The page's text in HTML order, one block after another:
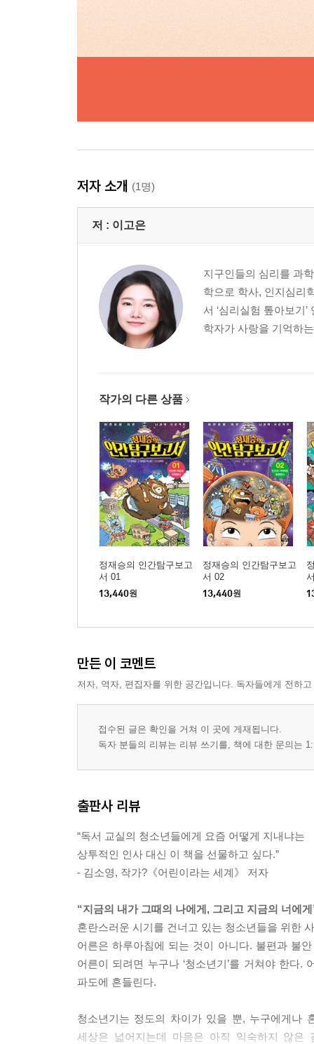
저자 소개 (1명)
저 : 이고은
지구인들의 심리를 과
학으로 학사, 인지심리
서 ‘심리실험 톺아보기
학자가 사랑을 기억하
작가의 다른 상품
정재승의 인간탐구보고
서 01
13,440원
정재승의 인간탐구보고
서 02
13,440원
만든 이 코멘트
저자, 역자, 편집자를 위한 공간입니다. 독자들에게 전하
접수된 글은 확인을 거쳐 이 곳에 게재됩니다.
독자 분들의 리뷰는 리뷰 쓰기를, 책에 대한 문의는
출판사 리뷰
“독서 교실의 청소년들에게 요즘 어떻게 지내냐는
상투적인 인사 대신 이 책을 선물하고 싶다.”
- 김소영, 작가?《어린이라는 세계》 저자
“지금의 내가 그때의 나에게, 그리고 지금의 너에
혼란스러운 시기를 건너고 있는 청소년들을 위한
어른은 하루아침에 되는 것이 아니다. 불편과 불
어른이 되려면 누구나 ‘청소년기’를 거쳐야 한다
파도에 흔들린다.
청소년기는 정도의 차이가 있을 뿐, 누구에게나
세상은 넓어지는데 마음은 아직 익숙하지 않은